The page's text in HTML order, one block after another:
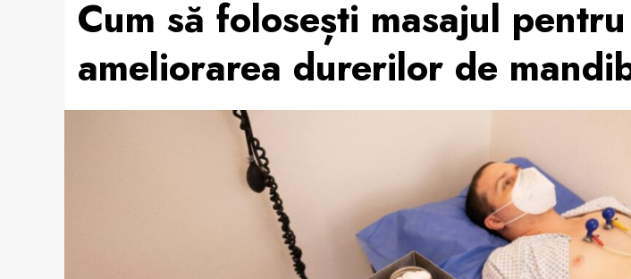
Cum să folosești masajul pentru
ameliorarea durerilor de